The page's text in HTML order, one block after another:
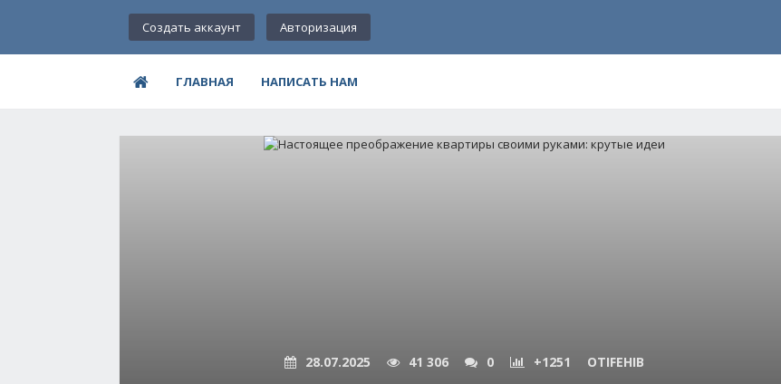
Создать аккаунт Авторизация
ГЛАВНАЯ НАПИСАТЬ НАМ
28.07.2025 41 306 0 +1251 OTIFEHIB